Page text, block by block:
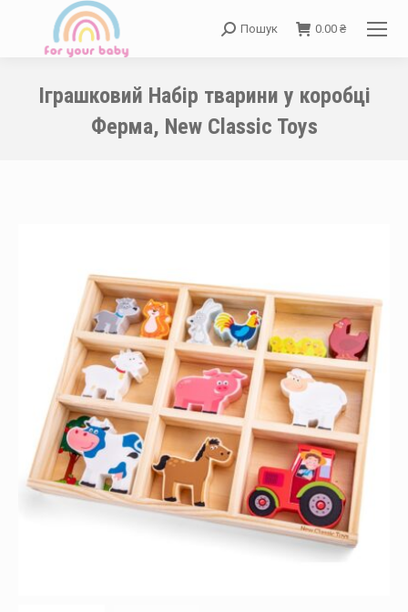
Search:
Пошук 0.00 ₴
Іграшковий Набір тварини у коробці
Ферма, New Classic Toys